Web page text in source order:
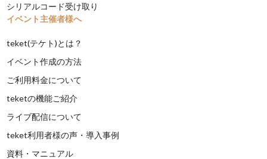
シリアルコード受け取り
イベント主催者様へ
teket(テケト)とは？
イベント作成の方法
ご利用料金について
teketの機能ご紹介
ライブ配信について
teket利用者様の声・導入事例
資料・マニュアル